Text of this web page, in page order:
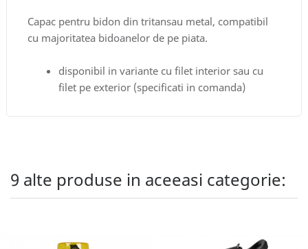
Capac pentru bidon din tritansau metal, compatibil
cu majoritatea bidoanelor de pe piata.
disponibil in variante cu filet interior sau cu
filet pe exterior (specificati in comanda)
9 alte produse in aceeasi categorie: